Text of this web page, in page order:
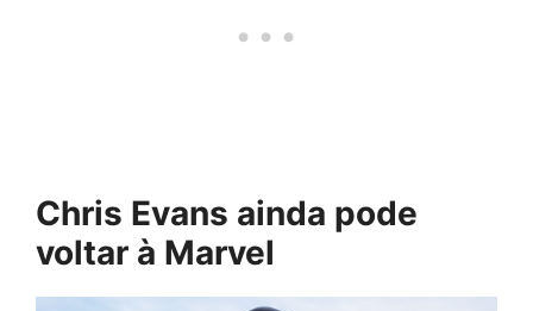
Chris Evans ainda pode
voltar à Marvel